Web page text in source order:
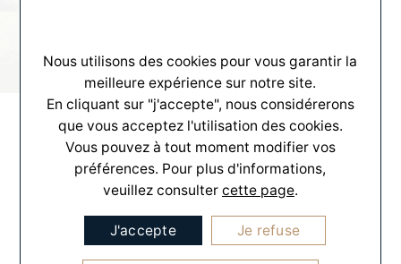
SO'#3
« Intégrer harmonieusement un projet
Nous utilisons des cookies pour vous garantir la
meilleure expérience sur notre site.
En cliquant sur "j'accepte", nous considérerons
que vous acceptez l'utilisation des cookies.
Vous pouvez à tout moment modifier vos
préférences. Pour plus d'informations,
veuillez consulter cette page.
J'accepte Je refuse